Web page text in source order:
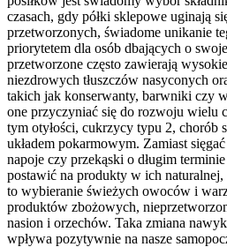
czasach, gdy półki sklepowe uginają
przetworzonych, świadome unikanie
priorytetem dla osób dbających o
przetworzone często zawierają
niezdrowych tłuszczów nasyconych
takich jak konserwanty, barwniki czy
one przyczyniać się do rozwoju wielu
tym otyłości, cukrzycy typu 2, chorób
układem pokarmowym. Zamiast
napoje czy przekąski o długim
postawić na produkty w ich
to wybieranie świeżych owoców i
produktów zbożowych,
nasion i orzechów. Taka zmiana
wpływa pozytywnie na nasze